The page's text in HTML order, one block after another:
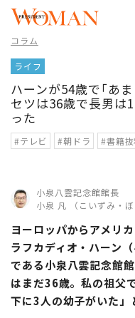
コラム
ライフ
ハーンが54歳で｢あ
セツは36歳で長男は
った
#テレビ #朝ドラ #書籍抜
小泉八雲記念館館長
小泉 凡 （こいずみ・ぼ
ヨーロッパからアメリ
ラフカディオ・ハーン
である小泉八雲記念館
はまだ36歳。私の祖父
下に3人の幼子がいた」